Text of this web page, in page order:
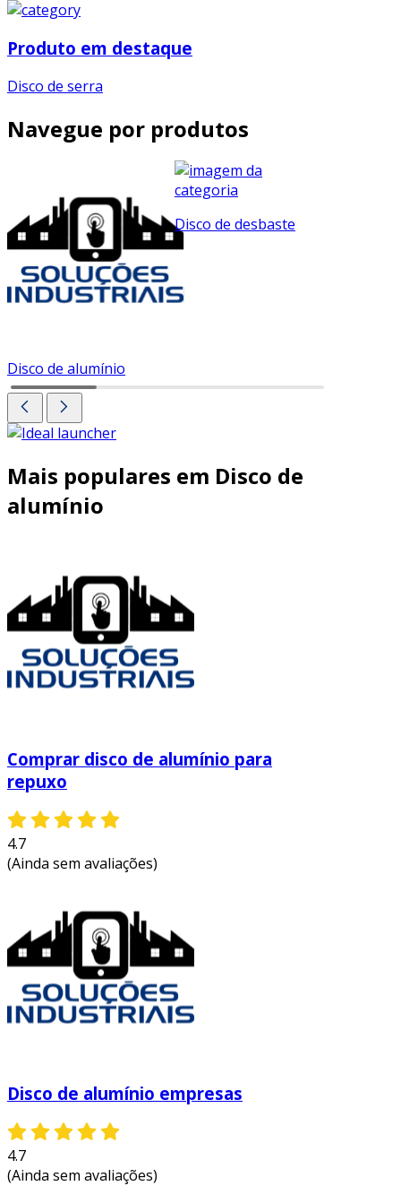
Produto em destaque
Disco de serra
Navegue por produtos
Disco de alumínio
Disco de desbaste
Mais populares em Disco de
alumínio
Comprar disco de alumínio para
repuxo
4.7
(Ainda sem avaliações)
Disco de alumínio empresas
4.7
(Ainda sem avaliações)